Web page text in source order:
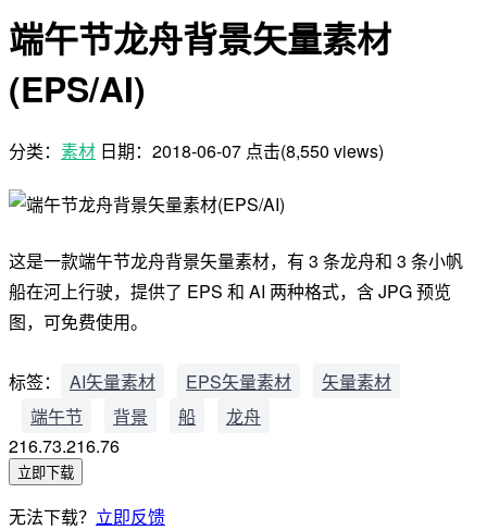
端午节龙舟背景矢量素材
(EPS/AI)
分类： 素材 日期： 2018-06-07 点击(8,550 views)
这是一款端午节龙舟背景矢量素材，有 3 条龙舟和 3 条小帆
船在河上行驶，提供了 EPS 和 AI 两种格式，含 JPG 预览
图，可免费使用。
标签： AI矢量素材 EPS矢量素材
矢量素材
端午节
背景 船
龙舟
216.73.216.76
立即下载
无法下载？ 立即反馈